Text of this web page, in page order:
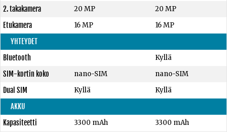
2. takakamera
20 MP
20 MP
Etukamera
16 MP
16 MP
YHTEYDET
Bluetooth
Kyllä
SIM-kortin koko
nano-SIM
nano-SIM
Dual SIM
Kyllä
Kyllä
AKKU
Kapasiteetti
3300 mAh
3300 mAh